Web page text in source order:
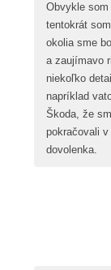
Obvykle
tentokrát
okolia sme
a zaujímavo
niekoľko
napríklad
Škoda, že
pokračovali
dovolenka.